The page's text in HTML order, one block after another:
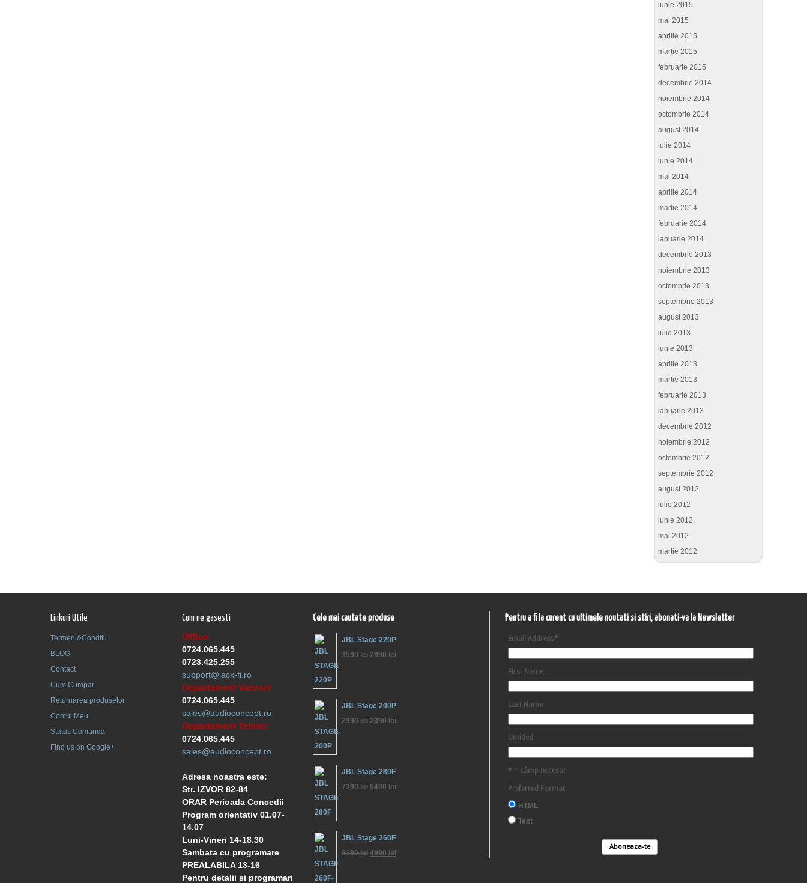
iunie 2015
mai 2015
aprilie 2015
martie 2015
februarie 2015
decembrie 2014
noiembrie 2014
octombrie 2014
august 2014
iulie 2014
iunie 2014
mai 2014
aprilie 2014
martie 2014
februarie 2014
ianuarie 2014
decembrie 2013
noiembrie 2013
octombrie 2013
septembrie 2013
august 2013
iulie 2013
iunie 2013
aprilie 2013
martie 2013
februarie 2013
ianuarie 2013
decembrie 2012
noiembrie 2012
octombrie 2012
septembrie 2012
august 2012
iulie 2012
iunie 2012
mai 2012
martie 2012
Linkuri Utile
Termeni&Conditii
BLOG
Contact
Cum Cumpar
Returnarea produselor
Contul Meu
Status Comanda
Find us on Google+
Cum ne gasesti
Office:
0724.065.445
0723.425.255
support@jack-fi.ro
Departament Vanzari:
0724.065.445
sales@audioconcept.ro
Departament Tehnic:
0724.065.445
sales@audioconcept.ro
Adresa noastra este:
Str. IZVOR 82-84
ORAR Perioada Concedii
Program orientativ 01.07-
14.07
Luni-Vineri 14-18.30
Sambata cu programare
PREALABILA 13-16
Pentru detalii si programari
Cele mai cautate produse
JBL Stage 220P
3590lei 2890 lei
JBL Stage 200P
2990lei 2390 lei
JBL Stage 280F
7390lei 6490 lei
JBL Stage 260F
6190lei 4990 lei
Pentru a fi la curent cu ultimele noutati si stiri, abonati-va la Newsletter
Email Address*
First Name
Last Name
Untitled
* = câmp necesar
Preferred Format
HTML
Text